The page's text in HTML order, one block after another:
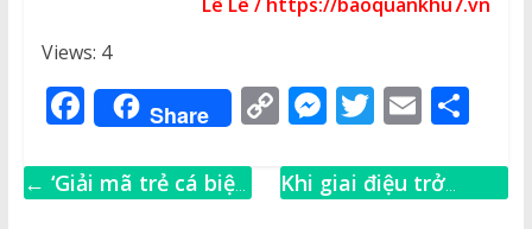
Views: 4
F
a
c
Share C
p
M
ss
T
it
E
ai
S
ar
← ‘Giải mã trẻ cá biệt’
Khi giai điệu trở